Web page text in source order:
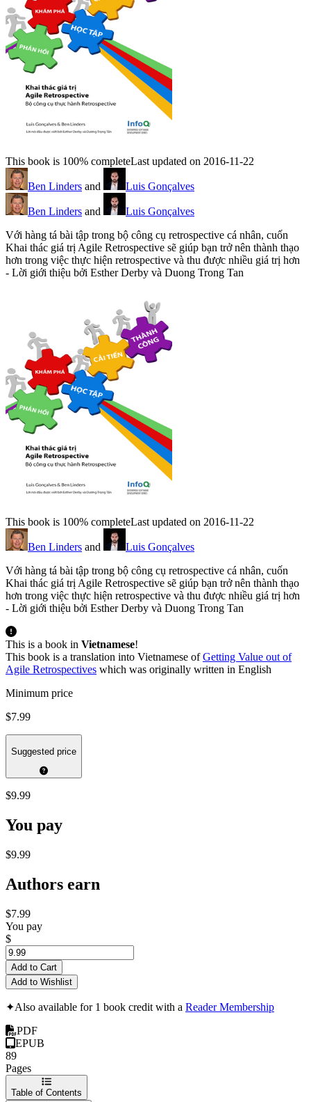
This book is 100% completeLast updated on 2016-11-22
Ben Linders and Luis Gonçalves
Ben Linders and
Luis Gonçalves
Với hàng tá bài tập trong bộ công cụ retrospective cá nhân, cuốn
Khai thác giá trị Agile Retrospective sẽ giúp bạn trở nên thành thạo
hơn trong việc thực hiện retrospective và thu được nhiều giá trị hơn
- Lời giới thiệu bởi Esther Derby và Duong Trong Tan
This book is 100% completeLast updated on 2016-11-22
Ben Linders and
Luis Gonçalves
Với hàng tá bài tập trong bộ công cụ retrospective cá nhân, cuốn
Khai thác giá trị Agile Retrospective sẽ giúp bạn trở nên thành thạo
hơn trong việc thực hiện retrospective và thu được nhiều giá trị hơn
- Lời giới thiệu bởi Esther Derby và Duong Trong Tan
This is a book in Vietnamese!
This book is a translation into Vietnamese ofGetting Value out of
Agile Retrospectives which was originally written in English
Minimum price
$7.99
Suggested price
$9.99
You pay
$9.99
Authors earn
$7.99
You pay
$
Add to Cart
Add to Wishlist
✦Also available for 1 book credit with a Reader Membership
PDF
EPUB
89
Pages
Table of Contents